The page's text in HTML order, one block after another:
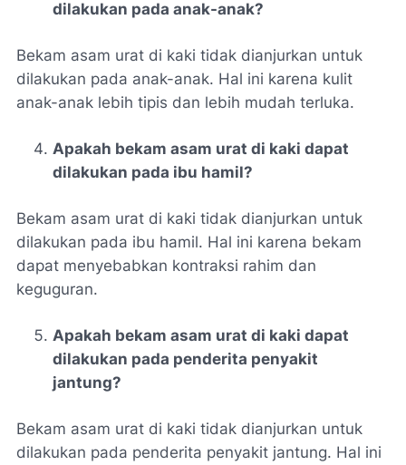
dilakukan pada anak-anak?
Bekam asam urat di kaki tidak dianjurkan untuk
dilakukan pada anak-anak. Hal ini karena kulit
anak-anak lebih tipis dan lebih mudah terluka.
Apakah bekam asam urat di kaki dapat
dilakukan pada ibu hamil?
Bekam asam urat di kaki tidak dianjurkan untuk
dilakukan pada ibu hamil. Hal ini karena bekam
dapat menyebabkan kontraksi rahim dan
keguguran.
Apakah bekam asam urat di kaki dapat
dilakukan pada penderita penyakit
jantung?
Bekam asam urat di kaki tidak dianjurkan untuk
dilakukan pada penderita penyakit jantung. Hal ini